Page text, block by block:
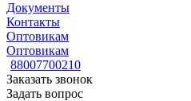
Документы
Контакты
Оптовикам
Оптовикам
88007700210
Заказать звонок
Задать вопрос